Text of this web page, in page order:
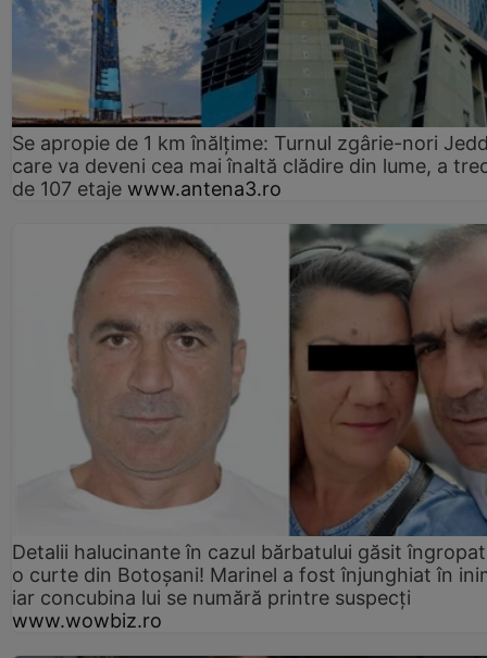
Se apropie de 1 km înălțime: Turnul zgârie-nori
care va deveni cea mai înaltă clădire din lume, a
de 107 etaje www.antena3.ro
Detalii halucinante în cazul bărbatului găsit
o curte din Botoșani! Marinel a fost înjunghiat în
iar concubina lui se numără printre suspecți
www.wowbiz.ro